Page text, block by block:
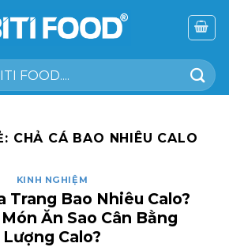
CHẢ CÁ BAO NHIÊU CALO
KINH NGHIỆM
Trang Bao Nhiêu Calo?
Ăn Sao Cân Bằng
Lượng Calo?